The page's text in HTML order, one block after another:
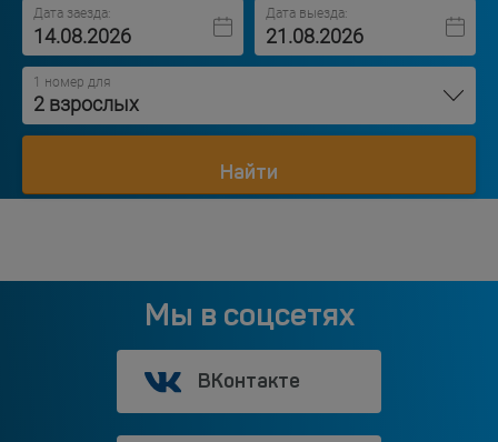
Дата заезда: Дата выезда:
1 номер для
2 взрослых
Найти
Мы в соцсетях
ВКонтакте